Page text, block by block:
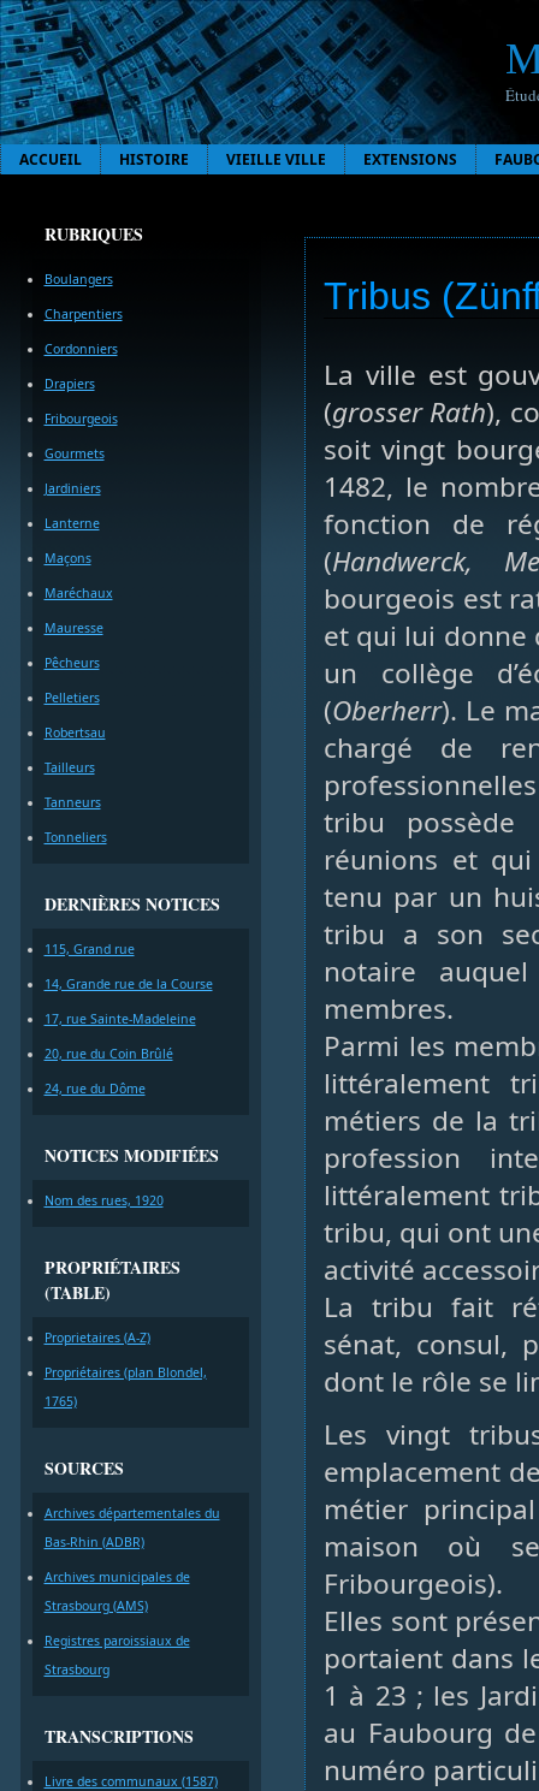
ACCUEIL HISTOIRE VIEILLE VILLE EXTENSIONS
RUBRIQUES
Boulangers
Charpentiers
Cordonniers
Drapiers
Fribourgeois
Gourmets
Jardiniers
Lanterne
Maçons
Maréchaux
Mauresse
Pêcheurs
Pelletiers
Robertsau
Tailleurs
Tanneurs
Tonneliers
DERNIÈRES NOTICES
115, Grand rue
14, Grande rue de la Course
17, rue Sainte-Madeleine
20, rue du Coin Brûlé
24, rue du Dôme
NOTICES MODIFIÉES
Nom des rues, 1920
PROPRIÉTAIRES
(TABLE)
Proprietaires (A-Z)
Propriétaires (plan Blondel,
1765)
SOURCES
Archives départementales du
Bas-Rhin (ADBR)
Archives municipales de
Strasbourg (AMS)
Registres paroissiaux de
Strasbourg
TRANSCRIPTIONS
Livre des communaux (1587)
Tribus
La ville est
(grosser Rath),
soit vingt
1482, le
fonction de
(Handwerck,
bourgeois est
et qui lui donne
un collège
(Oberherr). Le
chargé de
tribu
réunions et qui
tenu par un
tribu a son
notaire
membres.
Parmi les
littéralement
métiers de la
profession
littéralement
tribu, qui ont
activité
La tribu fait
sénat, consul,
dont le rôle se
Les vingt
emplacement
métier
maison où
Fribourgeois).
Elles sont
portaient dans
1 à 23 ; les
au Faubourg
numéro